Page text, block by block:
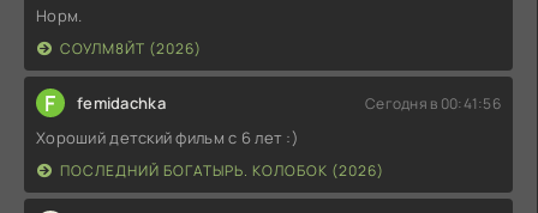
Норм.
СОУЛМ8ЙТ (2026)
F femidachka Сегодня в 00:41:56
Хороший детский фильм с 6 лет :)
ПОСЛЕДНИЙ БОГАТЫРЬ. КОЛОБОК (2026)